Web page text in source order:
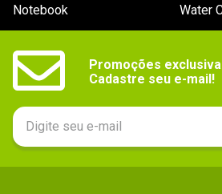
Notebook
Water
Promoções
Cadastre seu e-mail!